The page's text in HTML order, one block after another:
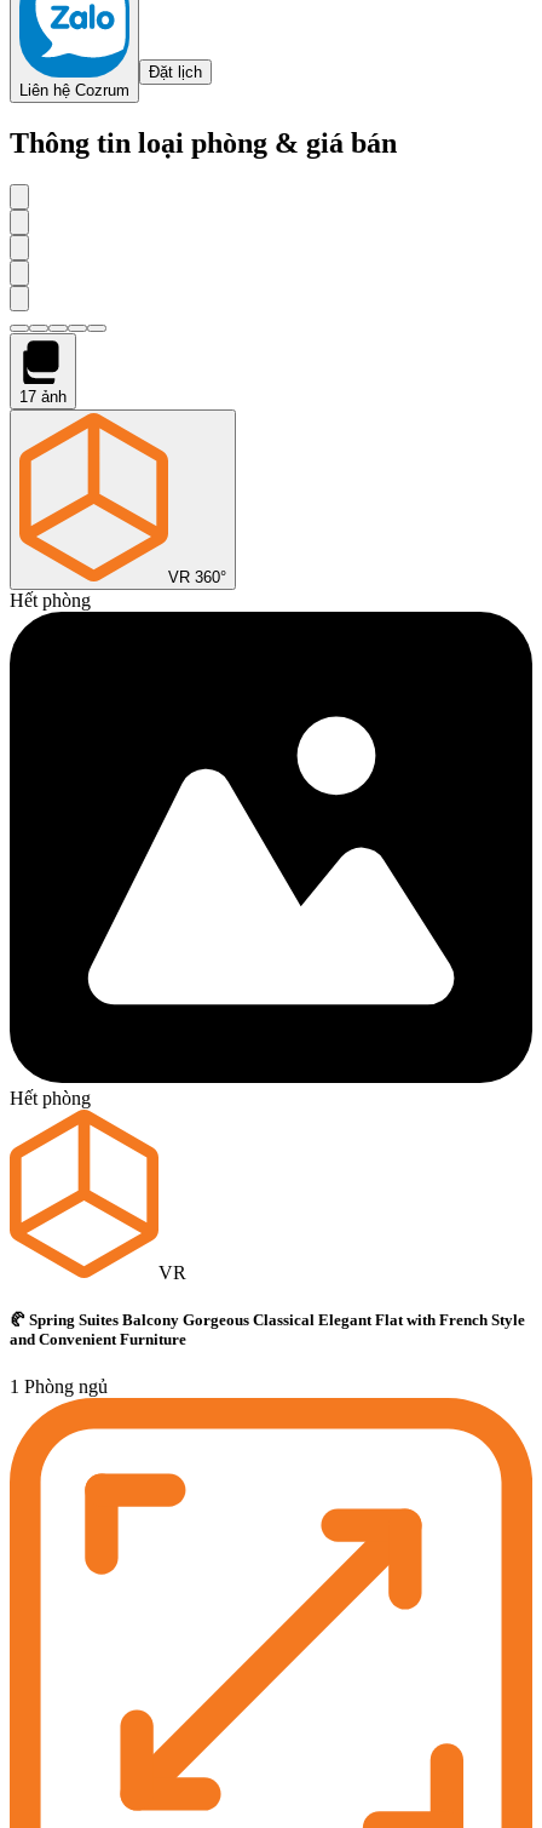
Liên hệ Cozrum
Đặt lịch
Thông tin loại phòng & giá bán
17 ảnh
VR 360°
Hết phòng
Hết phòng
VR
🥐 Spring Suites Balcony Gorgeous Classical Elegant Flat with French Style
and Convenient Furniture
1 Phòng ngủ